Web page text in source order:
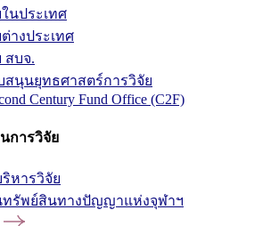
นประเทศ
างประเทศ
สบจ.
นุนยุทธศาสตร์การวิจัย
Century Fund Office (C2F)
การวิจัย
หารวิจัย
ทรัพย์สินทางปัญญาแห่งจุฬาฯ